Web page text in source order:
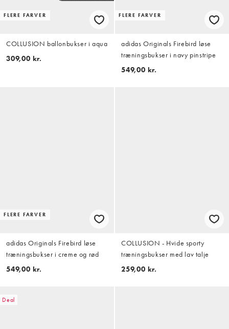
FLERE FARVER
COLLUSION ballonbukser i aqua
309,00 kr.
FLERE FARVER
adidas Originals Firebird løse
træningsbukser i navy pinstripe
549,00 kr.
FLERE FARVER
adidas Originals Firebird løse
træningsbukser i creme og rød
549,00 kr.
COLLUSION - Hvide sporty
træningsbukser med lav talje
259,00 kr.
Deal